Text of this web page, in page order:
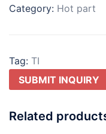
Category: Hot part
Tag: TI
SUBMIT INQUIRY
Related